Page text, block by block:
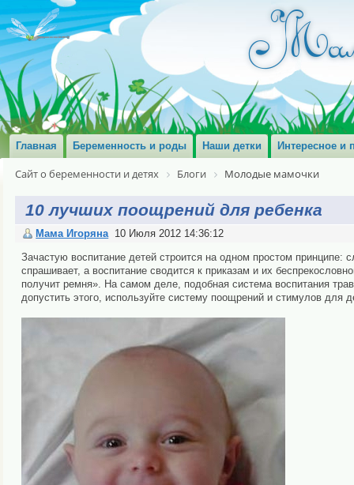
Главная Беременность и роды Наши детки Интересное и
Сайт о беременности и детях Блоги Молодые мамочки
10 лучших поощрений для ребенка
Мама Игоряна 10 Июля 2012 14:36:12
Зачастую воспитание детей строится на одном простом принципе:
спрашивает, а воспитание сводится к приказам и их
получит ремня». На самом деле, подобная система воспитания
допустить этого, используйте систему поощрений и стимулов для